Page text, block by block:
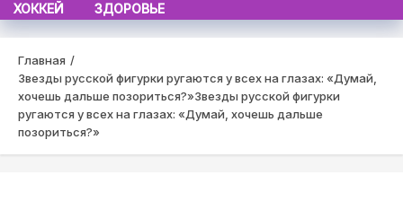
ХОККЕЙ
ЗДОРОВЬЕ
Главная
Звезды русской фигурки ругаются у всех на глазах: «Думай,
хочешь дальше позориться?»Звезды русской фигурки
ругаются у всех на глазах: «Думай, хочешь дальше
позориться?»